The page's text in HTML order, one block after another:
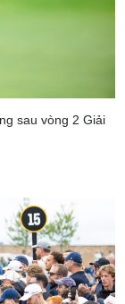
sau vòng 2 Giải